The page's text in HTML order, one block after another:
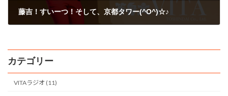
藤吉！すいーつ！そして、京都タワー(^O^)☆♪
カテゴリー
VITAラジオ (11)